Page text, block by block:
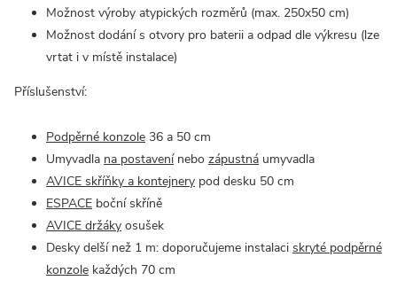
Možnost výroby atypických rozměrů (max. 250x50 cm)
Možnost dodání s otvory pro baterii a odpad dle výkresu (lze
vrtat i v místě instalace)
Příslušenství:
Podpěrné konzole 36 a 50 cm
Umyvadla na postavenínebo zápustná umyvadla
AVICE skříňky a kontejnery pod desku 50 cm
ESPACE boční skříně
AVICE držáky osušek
Desky delší než 1 m: doporučujeme instalaci skryté podpěrné
konzole každých 70 cm